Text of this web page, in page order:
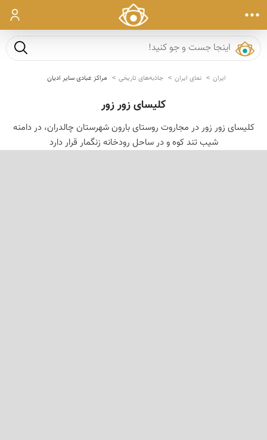
ورود
جست و
ایران نمای ایران جاذبه‌های تاریخی مراکز عبادی سایر ادیان
كلیسای زور زور
کلیسای زور زور در مجاروت روستای بارون شهرستان چالدران، در دامنه
شیب تند کوه و در ساحل رودخانه زنگمار قرار دارد